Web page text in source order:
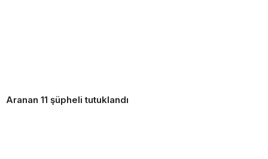
Aranan 11 şüpheli tutuklandı